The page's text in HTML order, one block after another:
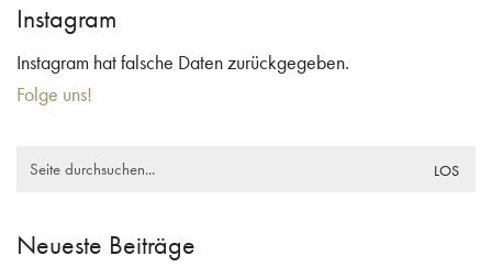
Instagram
Instagram hat falsche Daten zurückgegeben.
Folge uns!
Search
Neueste Beiträge